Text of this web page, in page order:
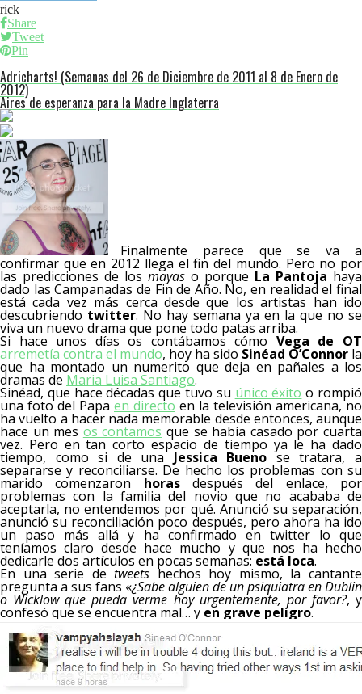
rick
Share
Tweet
Pin
Adricharts! (Semanas del 26 de Diciembre de 2011 al 8 de Enero de
2012)
Aires de esperanza para la Madre Inglaterra
Finalmente parece que se va a
confirmar que en 2012 llega el fin del mundo. Pero no por
las predicciones de los mayas o porque La Pantoja haya
dado las Campanadas de Fin de Año. No, en realidad el final
está cada vez más cerca desde que los artistas han ido
descubriendo twitter. No hay semana ya en la que no se
viva un nuevo drama que pone todo patas arriba.
Si hace unos días os contábamos cómo Vega de OT
arremetía contra el mundo, hoy ha sido Sinéad O’Connor la
que ha montado un numerito que deja en pañales a los
dramas de Maria Luisa Santiago.
Sinéad, que hace décadas que tuvo su único éxito o rompió
una foto del Papa en directo en la televisión americana, no
ha vuelto a hacer nada memorable desde entonces, aunque
hace un mes os contamos que se había casado por cuarta
vez. Pero en tan corto espacio de tiempo ya le ha dado
tiempo, como si de una Jessica Bueno se tratara, a
separarse y reconciliarse. De hecho los problemas con su
marido comenzaron horasdespués del enlace, por
problemas con la familia del novio que no acababa de
aceptarla, no entendemos por qué. Anunció su separación,
anunció su reconciliación poco después, pero ahora ha ido
un paso más allá y ha confirmado en twitter lo que
teníamos claro desde hace mucho y que nos ha hecho
dedicarle dos artículos en pocas semanas: está loca.
En una serie detweets hechos hoy mismo, la cantante
pregunta a sus fans «¿Sabe alguien de un psiquiatra en Dublin
o Wicklow que pueda verme hoy urgentemente, por favor?, y
confesó que se encuentra mal… y en grave peligro.